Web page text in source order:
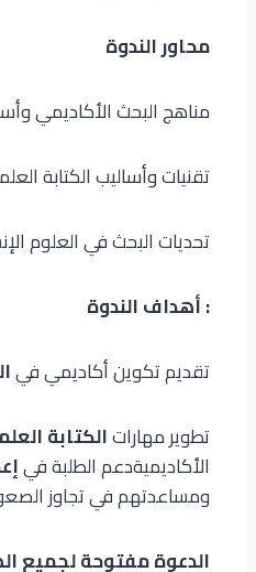
محاور الندوة
مناهج البحث الأكاديمي
تقنيات وأساليب الكتابة
تحديات البحث في العلوم
: أهداف الندوة
تقديم تكوين أكاديمي في
تطوير مهاراتالكتابة
الأكاديميةدعم الطلبة في
ومساعدتهم في تجاوز
الدعوة مفتوحة لجميع